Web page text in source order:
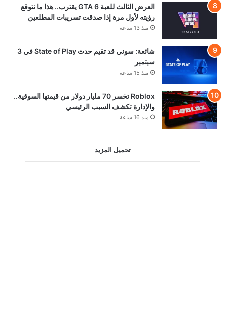
العرض الثالث للعبة GTA 6 يقترب.. هذا ما نتوقع
رؤيته لأول مرة إذا صدقت تسريبات المطلعين
منذ 13 ساعة
شائعة: سوني قد تقيم حدث State of Play في 3
سبتمبر
منذ 15 ساعة
Roblox تخسر 70 مليار دولار من قيمتها السوقية..
والإدارة تكشف السبب الرئيسي
منذ 16 ساعة
تحميل المزيد